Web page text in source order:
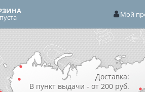
Мой
Доставка:
В пункт выдачи - от 200 руб.